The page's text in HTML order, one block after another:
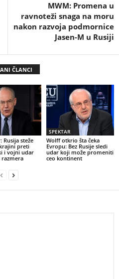
MWM: Promena u
ravnoteži snaga na moru
nakon razvoja podmornice
Jasen-M u Rusiji
ČLANCI
Rusija steže
preti
i vojni udar
SPEKTAR
Wolff otkrio šta čeka
Evropu: Bez Rusije sledi
udar koji može promeniti
ceo kontinent